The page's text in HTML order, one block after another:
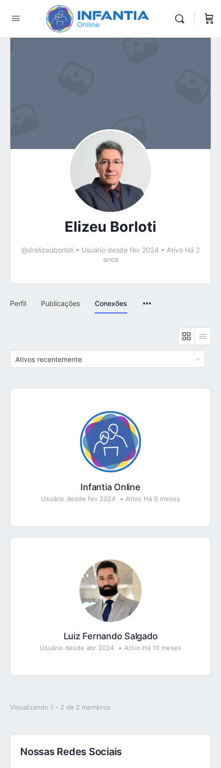
Elizeu Borloti
@drelizeuborloti • Usuário desde fev 2024 • Ativo Há 2
anos
Perfil Publicações Conexões
Mostrar:
Infantia Online
Usuário desde fev 2024 • Ativo Há 6 meses
Luiz Fernando Salgado
Usuário desde abr 2024 • Ativo Há 10 meses
Visualizando 1 - 2 de 2 membros
Nossas Redes Sociais